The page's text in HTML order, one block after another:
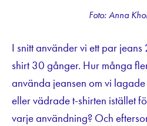
Foto: Anna
I snitt använder vi ett par
shirt 30 gånger. Hur många
använda jeansen om vi
eller vädrade t-shirten istället
varje användning? Och